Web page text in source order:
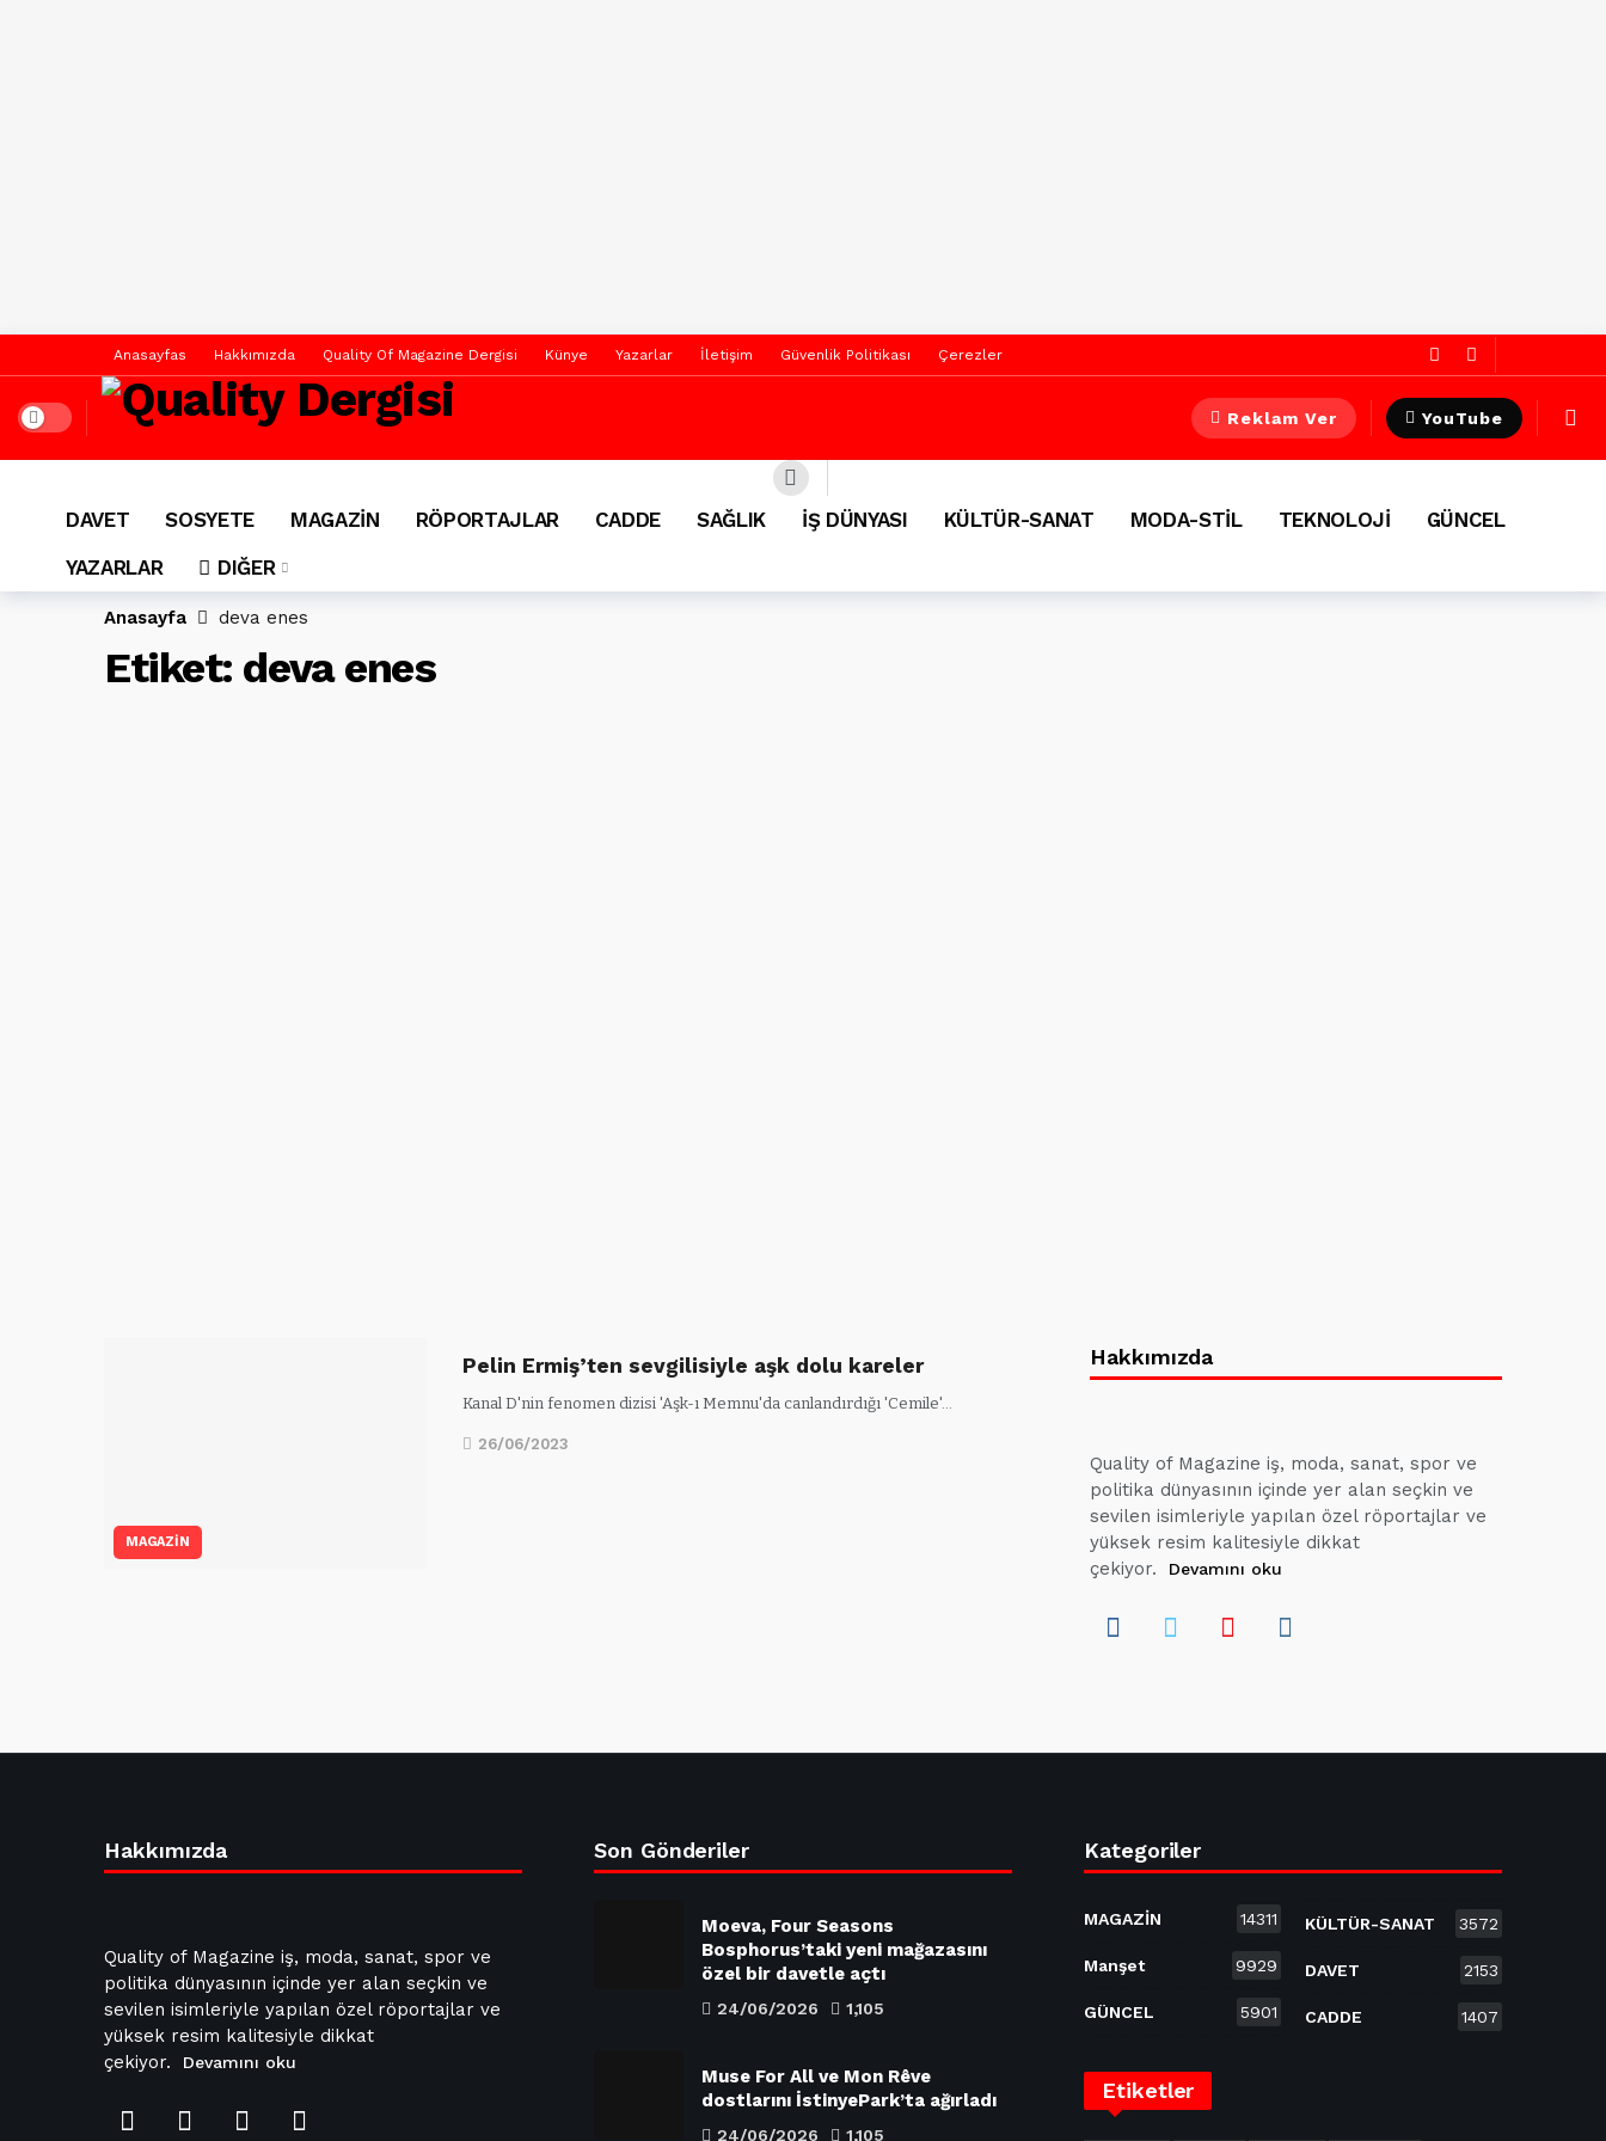
Anasayfas Hakkımızda Quality Of Magazine Dergisi Künye Yazarlar İletişim Güvenlik Politikası Çerezler
Dark mode Reklam Ver YouTube
DAVET SOSYETE MAGAZİN RÖPORTAJLAR CADDE SAĞLIK İŞ DÜNYASI KÜLTÜR-SANAT MODA-STİL TEKNOLOJİ
GÜNCEL
YAZARLAR
DIĞER
Anasayfa deva enes
Etiket: deva enes
MAGAZİN
Pelin Ermiş’ten sevgilisiyle aşk dolu kareler
Kanal D'nin fenomen dizisi 'Aşk-ı Memnu'da canlandırdığı 'Cemile'…
26/06/2023
Hakkımızda
Quality of Magazine iş, moda, sanat, spor ve
politika dünyasının içinde yer alan seçkin ve
sevilen isimleriyle yapılan özel röportajlar ve
yüksek resim kalitesiyle dikkat
çekiyor.
Devamını oku
Hakkımızda
Quality of Magazine iş, moda, sanat, spor ve
politika dünyasının içinde yer alan seçkin ve
sevilen isimleriyle yapılan özel röportajlar ve
yüksek resim kalitesiyle dikkat
çekiyor.
Devamını oku
Son Gönderiler
Moeva, Four Seasons
Bosphorus’taki yeni mağazasını
özel bir davetle açtı
24/06/2026 1,105
Muse For All ve Mon Rêve
dostlarını İstinyePark’ta ağırladı
24/06/2026 1,105
Kategoriler
MAGAZİN 14311
Manşet 9929
GÜNCEL 5901
KÜLTÜR-SANAT 3572
DAVET 2153
CADDE 1407
Etiketler